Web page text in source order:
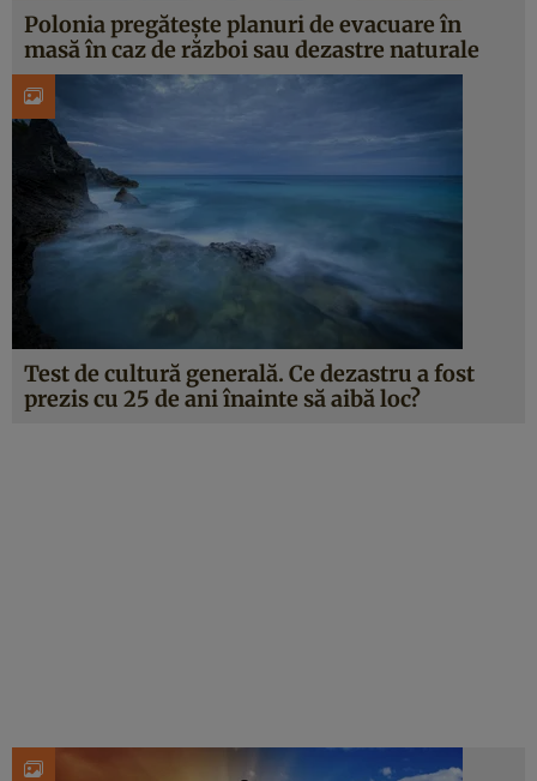
Polonia pregătește planuri de evacuare în
masă în caz de război sau dezastre naturale
Test de cultură generală. Ce dezastru a fost
prezis cu 25 de ani înainte să aibă loc?